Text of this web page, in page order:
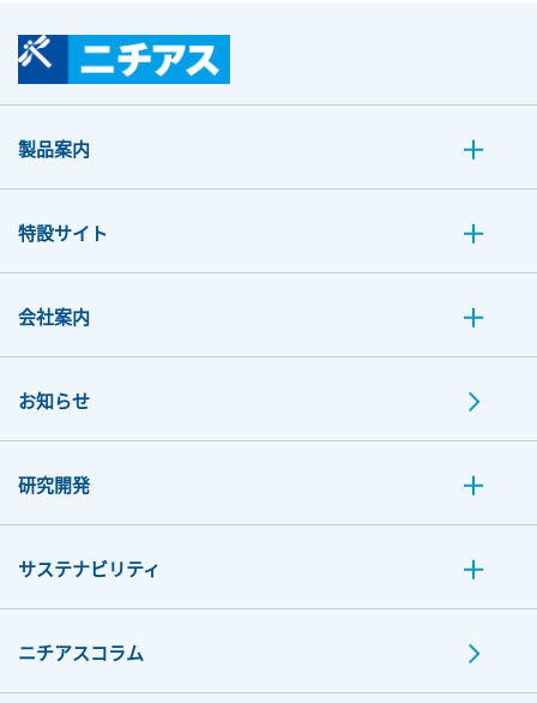
製品案内
特設サイト
会社案内
お知らせ
研究開発
サステナビリティ
ニチアスコラム